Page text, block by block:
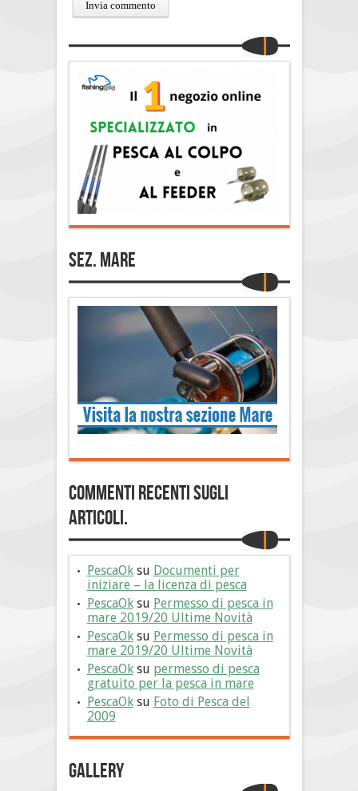
Sez. Mare
Commenti Recenti sugli
articoli.
PescaOksu Documenti per
iniziare – la licenza di pesca
PescaOksu Permesso di pesca in
mare 2019/20 Ultime Novità
PescaOksu Permesso di pesca in
mare 2019/20 Ultime Novità
PescaOksu permesso di pesca
gratuito per la pesca in mare
PescaOksu Foto di Pesca del
2009
Gallery